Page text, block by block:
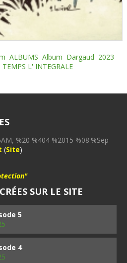
ALBUMS Album Dargaud 2023
L' INTEGRALE
%20 %404 %2015 %08:%Sep
(Site)
SUR LE SITE
5
4